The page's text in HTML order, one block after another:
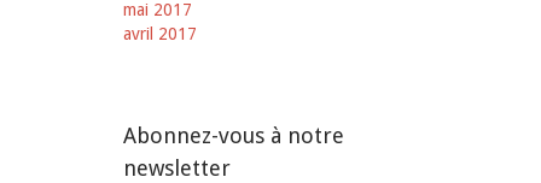
mai 2017
avril 2017
Abonnez-vous à notre
newsletter